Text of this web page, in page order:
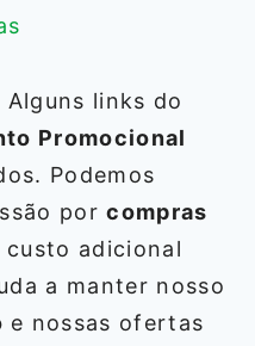
Alguns links do
Promocional
Podemos
porcompras
custo adicional
a manter nosso
e nossas ofertas